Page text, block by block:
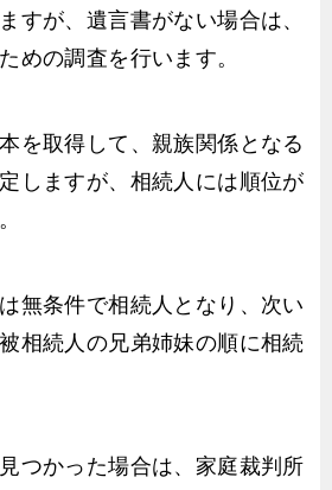
すが、遺言書がない場合は、
めの調査を行います。
を取得して、親族関係となる
しますが、相続人には順位が
無条件で相続人となり、次い
相続人の兄弟姉妹の順に相続
つかった場合は、家庭裁判所